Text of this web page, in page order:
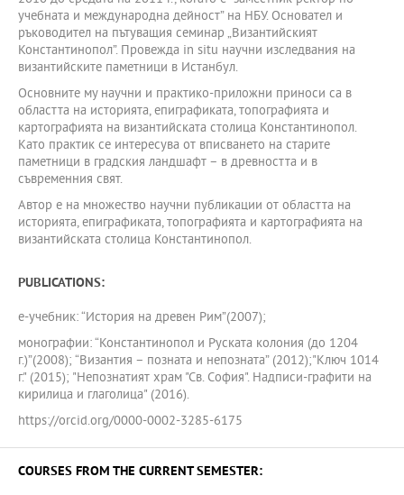
учебната и международна дейност” на НБУ. Основател и
ръководител на пътуващия семинар „Византийският
Константинопол”. Провежда in situ научни изследвания на
византийските паметници в Истанбул.
Основните му научни и практико-приложни приноси са в
областта на историята, епиграфиката, топографията и
картографията на византийската столица Константинопол.
Като практик се интересува от вписването на старите
паметници в градския ландшафт – в древността и в
съвременния свят.
Автор е на множество научни публикации от областта на
историята, епиграфиката, топографията и картографията на
византийската столица Константинопол.
PUBLICATIONS:
е-учебник: “История на древен Рим”(2007);
монографии: “Константинопол и Руската колония (до 1204
г.)”(2008); “Византия – позната и непозната” (2012);"Ключ 1014
г." (2015); "Непознатият храм "Св. София". Надписи-графити на
кирилица и глаголица" (2016).
https://orcid.org/0000-0002-3285-6175
COURSES FROM THE CURRENT SEMESTER: